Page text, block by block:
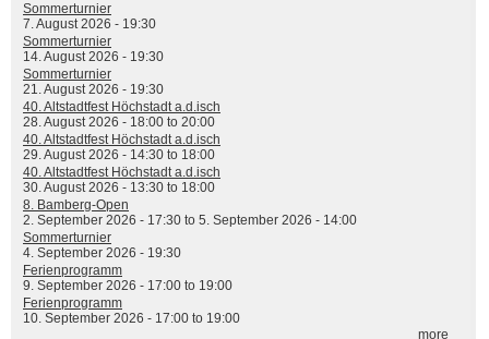
Sommerturnier
7. August 2026 - 19:30
Sommerturnier
14. August 2026 - 19:30
Sommerturnier
21. August 2026 - 19:30
40. Altstadtfest Höchstadt a.d.isch
28. August 2026 - 18:00 to 20:00
40. Altstadtfest Höchstadt a.d.isch
29. August 2026 - 14:30 to 18:00
40. Altstadtfest Höchstadt a.d.isch
30. August 2026 - 13:30 to 18:00
8. Bamberg-Open
2. September 2026 - 17:30 to 5. September 2026 - 14:00
Sommerturnier
4. September 2026 - 19:30
Ferienprogramm
9. September 2026 - 17:00 to 19:00
Ferienprogramm
10. September 2026 - 17:00 to 19:00
more